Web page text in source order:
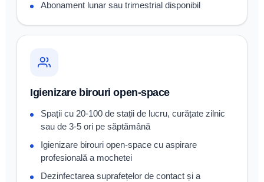
Abonament lunar sau trimestrial disponibil
Igienizare birouri open-space
Spații cu 20-100 de stații de lucru, curățate zilnic
sau de 3-5 ori pe săptămână
Igienizare birouri open-space cu aspirare
profesională a mochetei
Dezinfectarea suprafețelor de contact și a